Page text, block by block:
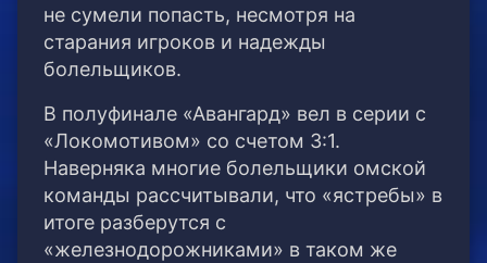
не сумели попасть, несмотря на
старания игроков и надежды
болельщиков.
В полуфинале «Авангард» вел в серии с
«Локомотивом» со счетом 3:1.
Наверняка многие болельщики омской
команды рассчитывали, что «ястребы» в
итоге разберутся с
«железнодорожниками» в таком же